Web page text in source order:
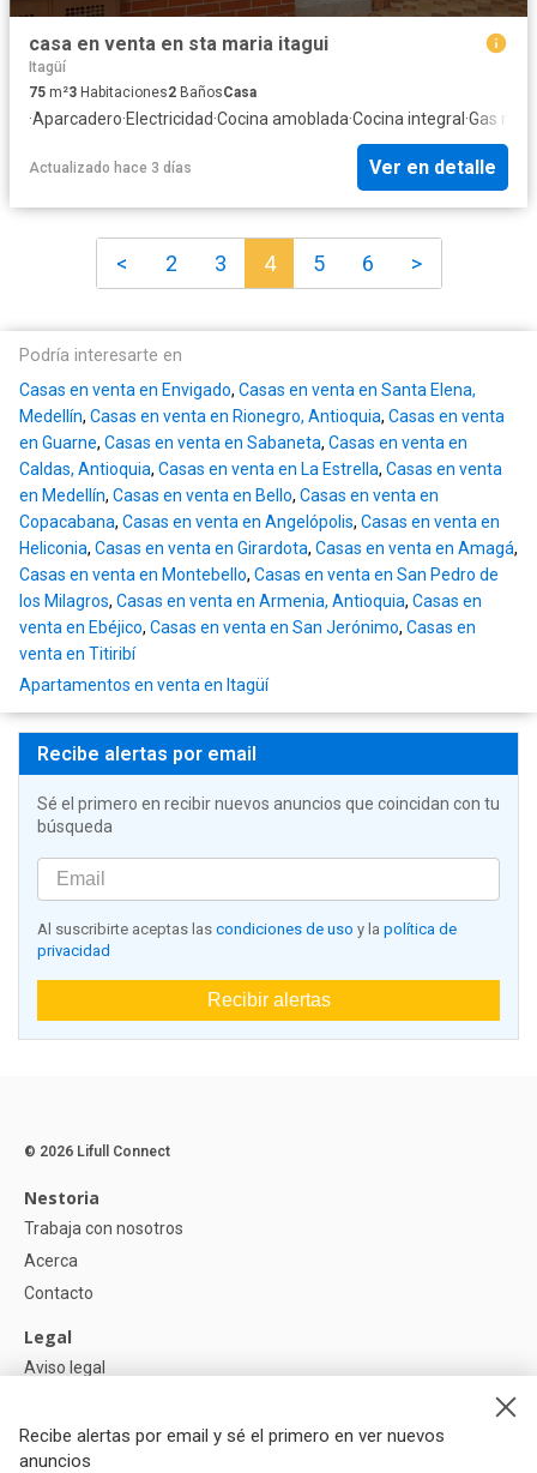
casa en venta en sta maria itagui
Itagüí
75 m²3 Habitaciones2 BañosCasa
·Aparcadero·Electricidad·Cocina amoblada·Cocina integral ·Gas
Actualizado hace 3 días Ver en detalle
< 2 3 4 5 6 >
Podría interesarte en
Casas en venta en Envigado, Casas en venta en Santa Elena,
Medellín, Casas en venta en Rionegro, Antioquia, Casas en venta
en Guarne, Casas en venta en Sabaneta, Casas en venta en
Caldas, Antioquia, Casas en venta en La Estrella, Casas en venta
en Medellín, Casas en venta en Bello, Casas en venta en
Copacabana, Casas en venta en Angelópolis, Casas en venta en
Heliconia, Casas en venta en Girardota, Casas en venta en Amagá,
Casas en venta en Montebello, Casas en venta en San Pedro de
los Milagros, Casas en venta en Armenia, Antioquia, Casas en
venta en Ebéjico, Casas en venta en San Jerónimo, Casas en
venta en Titiribí
Apartamentos en venta en Itagüí
Recibe alertas por email
Sé el primero en recibir nuevos anuncios que coincidan con tu
búsqueda
Al suscribirte aceptas las condiciones de uso y la política de
privacidad
Recibir alertas
Recibe alertas por email y sé el primero en ver nuevos
anuncios
© 2026 Lifull Connect
Nestoria
Trabaja con nosotros
Acerca
Contacto
Legal
Aviso legal
Política de Cookies